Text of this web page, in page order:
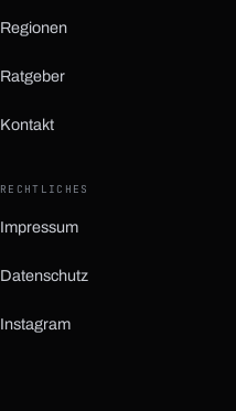
Regionen
Ratgeber
Kontakt
RECHTLICHES
Impressum
Datenschutz
Instagram
(öffnet in neuem Tab)